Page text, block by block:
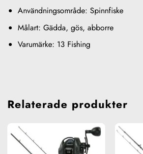
Användningsområde: Spinnfiske
Målart: Gädda, gös, abborre
Varumärke: 13 Fishing
Relaterade produkter